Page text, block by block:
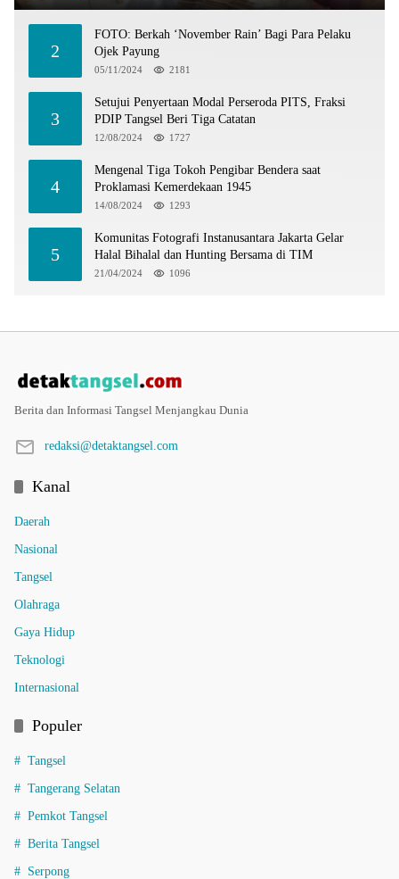
2
FOTO: Berkah ‘November Rain’ Bagi Para Pelaku
Ojek Payung
05/11/2024 2181
3
Setujui Penyertaan Modal Perseroda PITS, Fraksi
PDIP Tangsel Beri Tiga Catatan
12/08/2024 1727
4
Mengenal Tiga Tokoh Pengibar Bendera saat
Proklamasi Kemerdekaan 1945
14/08/2024 1293
5
Komunitas Fotografi Instanusantara Jakarta Gelar
Halal Bihalal dan Hunting Bersama di TIM
21/04/2024 1096
Berita dan Informasi Tangsel Menjangkau Dunia
redaksi@detaktangsel.com
Kanal
Daerah
Nasional
Tangsel
Olahraga
Gaya Hidup
Teknologi
Internasional
Populer
Tangsel
Tangerang Selatan
Pemkot Tangsel
Berita Tangsel
Serpong